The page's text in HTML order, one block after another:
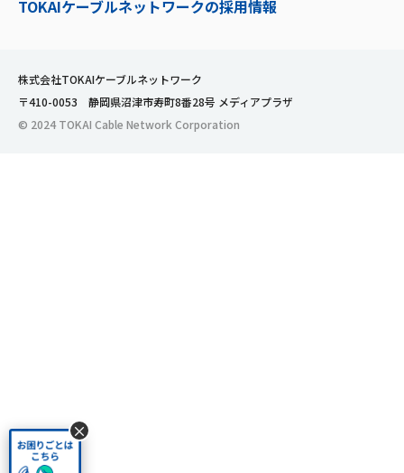
TOKAIケーブルネットワークの採用情報
株式会社TOKAIケーブルネットワーク
〒410-0053 静岡県沼津市寿町8番28号 メディアプラザ
© 2024 TOKAI Cable Network Corporation
×